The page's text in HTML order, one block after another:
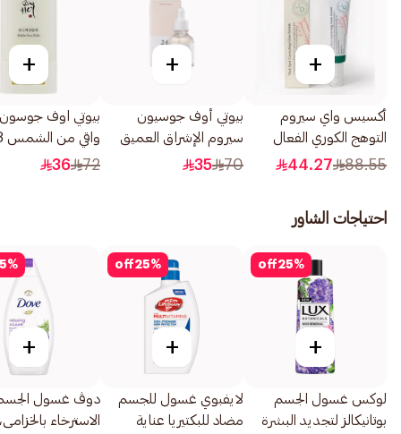
+
أكسيس واي سيروم
التوهج الكوري الفعال
لتصحيح البقع الداكنة
88.55
44.27
+
بيوتي أوف جوسيون
سيروم الإشراق العميق
بالأرز والأربوتين 30مل
70
35
+
بيوتي اوف
واقي من الشمس 18جرام
72
36
احتياجات الشاور
25%
off
+
لوكس غسول الجسم
بوتانيكالز لتجديد البشرة
25%
off
+
لايفبوي غسول للجسم
مضاد للبكتيريا عناية
%
+
دوڤ غسول الجسم